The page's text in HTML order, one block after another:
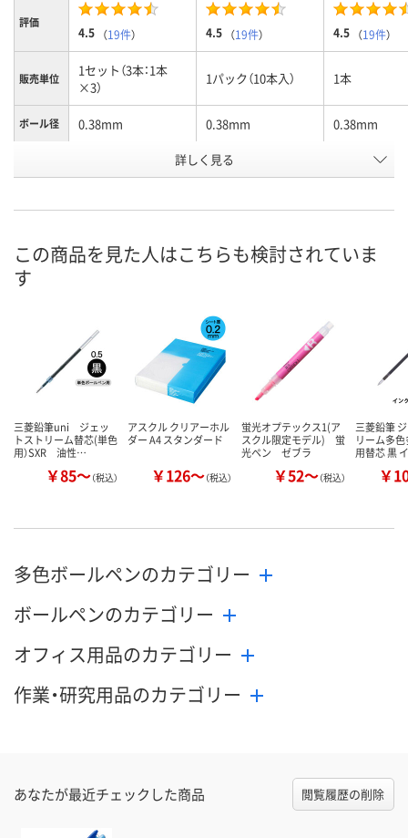
評価
4.5 （19件） 4.5 （19件） 4.5 （19件）
販売単位
1セット（3本：1本
×3）
1パック（10本入） 1本
ボール径 0.38mm 0.38mm 0.38mm
パープル軸 パープル軸
号
お届け日
カゴへ
数量
カゴへ カ
詳しく見る
この商品を見た人はこちらも検討されていま
す
三菱鉛筆uni ジェッ
トストリーム替芯(単色
用）SXR 油性…
￥85～（税込）
アスクル クリアーホル
ダー A4 スタンダード
￥126～（税込）
蛍光オプテックス1(ア
スクル限定モデル) 蛍
光ペン ゼブラ
￥52～（税込）
三菱鉛筆
リーム多
用替芯 黒
￥
多色ボールペンのカテゴリー
ボールペンのカテゴリー
オフィス用品のカテゴリー
作業・研究用品のカテゴリー
あなたが最近チェックした商品 閲覧履歴の削除